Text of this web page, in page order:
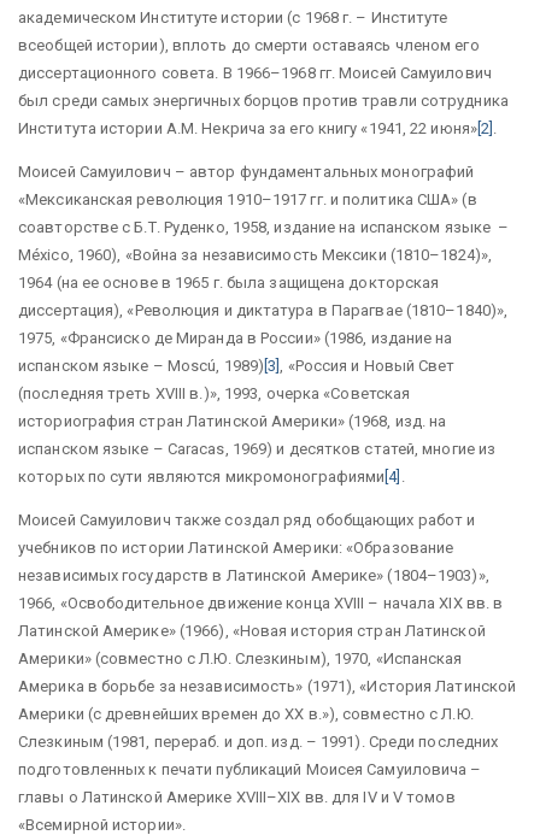
академическом Институте истории (с 1968 г. – Институте
всеобщей истории), вплоть до смерти оставаясь членом его
диссертационного совета. В 1966–1968 гг. Моисей Самуилович
был среди самых энергичных борцов против травли сотрудника
Института истории А.М. Некрича за его книгу «1941, 22 июня»[2] .
Моисей Самуилович – автор фундаментальных монографий
«Мексиканская революция 1910–1917 гг. и политика США» (в
соавторстве с Б.Т. Руденко, 1958, издание на испанском языке –
México, 1960), «Война за независимость Мексики (1810–1824)»,
1964 (на ее основе в 1965 г. была защищена докторская
диссертация), «Революция и диктатура в Парагвае (1810–1840)»,
1975, «Франсиско де Миранда в России» (1986, издание на
испанском языке – Moscú, 1989) [3], «Россия и Новый Свет
(последняя треть XVIII в.)», 1993, очерка «Советская
историография стран Латинской Америки» (1968, изд. на
испанском языке – Caracas, 1969)и десятков статей, многие из
которых по сути являются микромонографиями [4] .
Моисей Самуилович также создал ряд обобщающих работ и
учебников по истории Латинской Америки: «Образование
независимых государств в Латинской Америке» (1804–1903)»,
1966, «Освободительное движение конца XVIII – начала XIX вв. в
Латинской Америке» (1966), «Новая история стран Латинской
Америки» (совместно с Л.Ю. Слезкиным), 1970, «Испанская
Америка в борьбе за независимость» (1971), «История Латинской
Америки (с древнейших времен до XX в.»), совместно с Л.Ю.
Слезкиным (1981, перераб. и доп. изд. – 1991). Среди последних
подготовленных к печати публикаций Моисея Самуиловича –
главы о Латинской Америке XVIII–XIX вв. для IV и V томов
«Всемирной истории».